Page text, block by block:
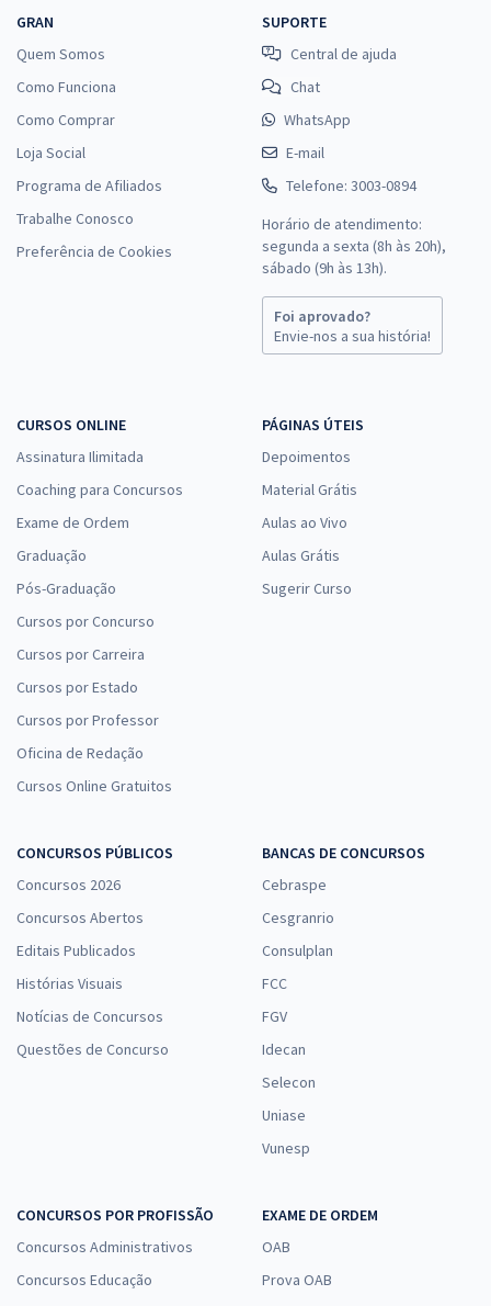
GRAN
Quem Somos
Como Funciona
Como Comprar
Loja Social
Programa de Afiliados
Trabalhe Conosco
Preferência de Cookies
SUPORTE
Central de ajuda
Chat
WhatsApp
E-mail
Telefone: 3003-0894
Horário de atendimento:
segunda a sexta (8h às 20h),
sábado (9h às 13h).
Foi aprovado?
Envie-nos a sua história!
CURSOS ONLINE
Assinatura Ilimitada
Coaching para Concursos
Exame de Ordem
Graduação
Pós-Graduação
Cursos por Concurso
Cursos por Carreira
Cursos por Estado
Cursos por Professor
Oficina de Redação
Cursos Online Gratuitos
PÁGINAS ÚTEIS
Depoimentos
Material Grátis
Aulas ao Vivo
Aulas Grátis
Sugerir Curso
CONCURSOS PÚBLICOS
Concursos 2026
Concursos Abertos
Editais Publicados
Histórias Visuais
Notícias de Concursos
Questões de Concurso
BANCAS DE CONCURSOS
Cebraspe
Cesgranrio
Consulplan
FCC
FGV
Idecan
Selecon
Uniase
Vunesp
CONCURSOS POR PROFISSÃO
Concursos Administrativos
Concursos Educação
EXAME DE ORDEM
OAB
Prova OAB